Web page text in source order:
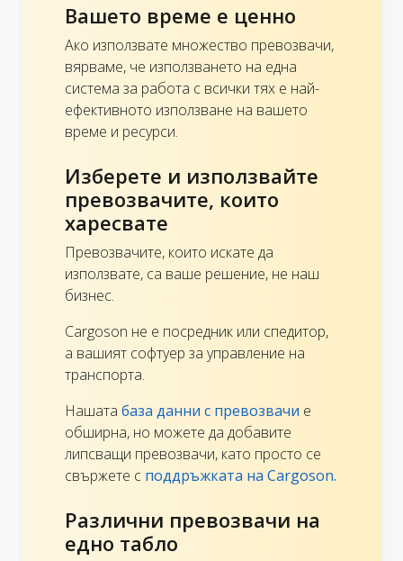
Вашето време е ценно
Ако използвате множество превозвачи,
вярваме, че използването на една
система за работа с всички тях е най-
ефективното използване на вашето
време и ресурси.
Изберете и използвайте
превозвачите, които
харесвате
Превозвачите, които искате да
използвате, са ваше решение, не наш
бизнес.
Cargoson не е посредник или спедитор,
а вашият софтуер за управление на
транспорта.
Нашата база данни с превозвачи е
обширна, но можете да добавите
липсващи превозвачи, като просто се
свържете с поддръжката на Cargoson.
Различни превозвачи на
едно табло